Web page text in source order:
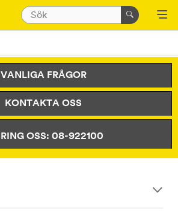
VANLIGA FRÅGOR
KONTAKTA OSS
RING OSS: 08-922100